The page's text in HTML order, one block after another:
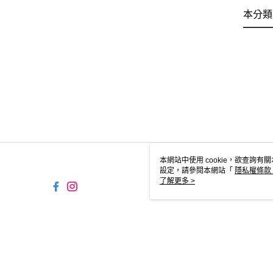
本分
本網站中使用 cookie，欲查詢有
設定，請參閱本網站「 隱私權條款
使用 cookie。
了解更多 >